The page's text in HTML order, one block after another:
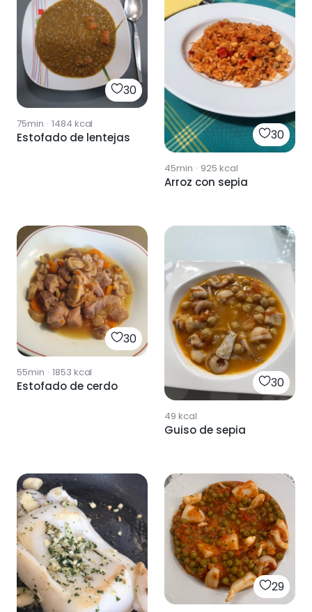
30
75min · 1484 kcal
Estofado de lentejas 30
45min · 925 kcal
Arroz con sepia
30
55min · 1853 kcal
Estofado de cerdo 30
49 kcal
Guiso de sepia
29